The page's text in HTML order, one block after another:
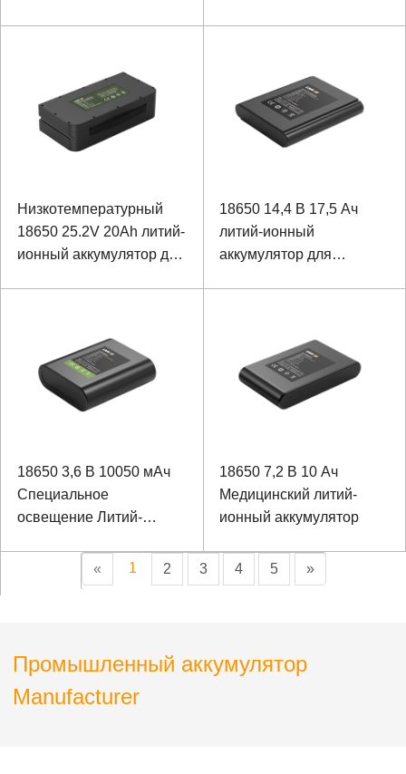
Низкотемпературный
18650 25.2V 20Ah литий-
ионный аккумулятор для
18650 14,4 В 17,5 Ач
литий-ионный
аккумулятор для
18650 3,6 В 10050 мАч
Специальное
освещение Литий-
18650 7,2 В 10 Ач
Медицинский литий-
ионный аккумулятор
« 1 2 3 4 5 »
Промышленный аккумулятор
Manufacturer